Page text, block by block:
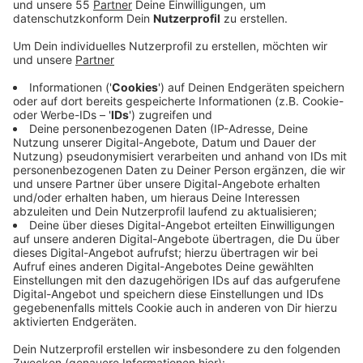
Anzeige
Straftaten gegeben. Das steht in einem Bericht von
NRW-Innenminister Herbert Reul an den
Innenausschuss des Düsseldorfer Landtages. Bei
Straftaten mit Bezug zum Gaza-Krieg handelt es sich
zum Beispiel um Sachbeschädigungen oder
Volksverhetzung. Bei uns im Kreis wurden nach
Angaben der Polizei sechs bis sieben israelische
Flaggen an Schulen oder Rathäusern abgerissen. Es
gab außerdem verbale Bedrohungen in beide
Richtungen und Sachbeschädigungen meist in Form
von Graffiti. Insgesamt wurden 20 bis 25 Straftaten
verzeichnet. Dazu ermittelt der Staatsschutz in
Düsseldorf. Die Polizeistreifen im Kreis Mettmann
seien besonders sensibilisiert, sagte ein